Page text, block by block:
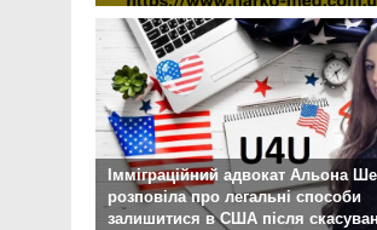
Імміграційний адвокат Альона
розповіла про легальні способи
залишитися в США після